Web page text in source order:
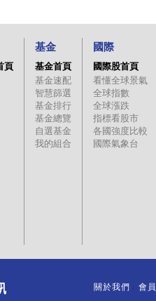
頁
基金
基金首頁
基金速配
智慧篩選
基金排行
基金總覽
自選基金
我的組合
國際
國際股首頁
看懂全球景氣
全球指數
全球漲跌
指標看股市
各國強度比較
國際氣象台
關於我們 會